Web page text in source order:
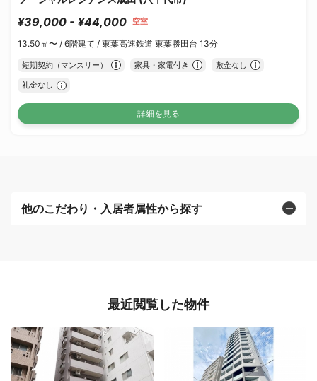
¥39,000 - ¥44,000 空室
13.50㎡〜 / 6階建て / 東葉高速鉄道 東葉勝田台 13分
短期契約（マンスリー） 家具・家電付き 敷金なし
礼金なし
詳細を見る
他のこだわり・入居者属性から探す
最近閲覧した物件